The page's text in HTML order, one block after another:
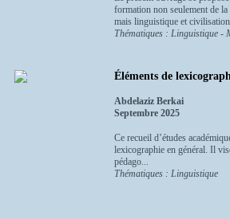
formation non seulement de
mais linguistique et
Thématiques : Linguistique -
Éléments de
Abdelaziz Berkai
Septembre 2025
Ce recueil d’études
lexicographie en général. Il
pédago...
Thématiques : Linguistique